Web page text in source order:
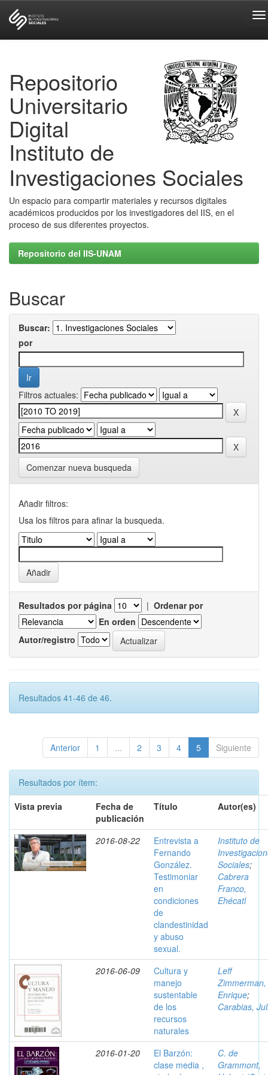
Repositorio
Universitario
Digital
Instituto de
Investigaciones Sociales
Un espacio para compartir materiales y recursos digitales
académicos producidos por los investigadores del IIS, en el
proceso de sus diferentes proyectos.
Repositorio del IIS-UNAM
Buscar
Buscar:
por
Filtros actuales:
Comenzar nueva busqueda
Añadir filtros:
Usa los filtros para afinar la busqueda.
Resultados por página | Ordenar por
En orden
Autor/registro
Resultados 41-46 de 46.
Anterior 1 ... 2 3 4 5 Siguiente
Resultados por ítem:
Vista previa
Fecha de
publicación
Título Autor(es)
2016-08-22
Entrevista a
Fernando
González.
Testimoniar
en
condiciones
de
clandestinidad
y abuso
sexual.
Instituto de
Sociales;
Cabrera
Franco,
Ehécatl
2016-06-09
Cultura y
manejo
sustentable
de los
recursos
naturales
Leff
Zimmerman,
Enrique;
Carabias,
2016-01-20
El Barzón:
clase media ,
C. de
Grammont,